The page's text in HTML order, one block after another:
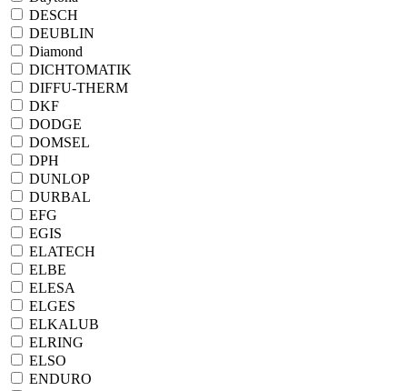
DESCH
DEUBLIN
Diamond
DICHTOMATIK
DIFFU-THERM
DKF
DODGE
DOMSEL
DPH
DUNLOP
DURBAL
EFG
EGIS
ELATECH
ELBE
ELESA
ELGES
ELKALUB
ELRING
ELSO
ENDURO